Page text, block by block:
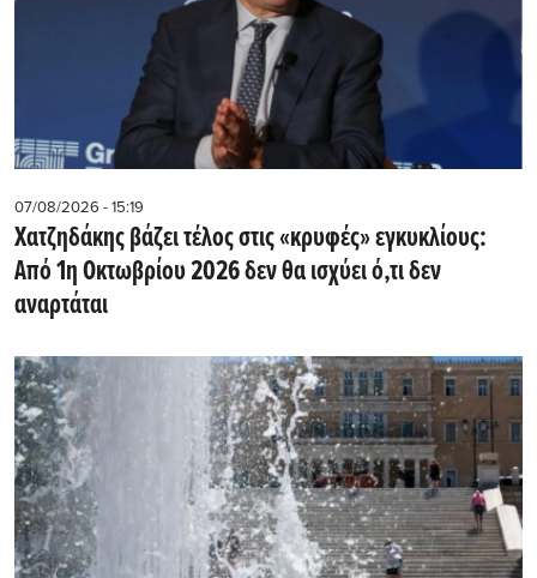
07/08/2026 - 15:19
Χατζηδάκης βάζει τέλος στις «κρυφές» εγκυκλίους:
Από 1η Οκτωβρίου 2026 δεν θα ισχύει ό,τι δεν
αναρτάται